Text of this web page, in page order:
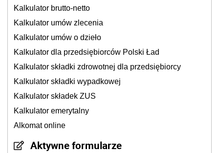
Kalkulator brutto-netto
Kalkulator umów zlecenia
Kalkulator umów o dzieło
Kalkulator dla przedsiębiorców Polski Ład
Kalkulator składki zdrowotnej dla przedsiębiorcy
Kalkulator składki wypadkowej
Kalkulator składek ZUS
Kalkulator emerytalny
Alkomat online
Aktywne formularze